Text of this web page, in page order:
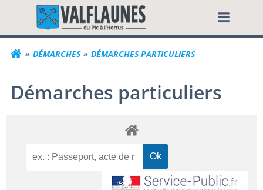
contenuCommune de
DÉMARCHES DÉMARCHES PARTICULIERS
Démarches particuliers